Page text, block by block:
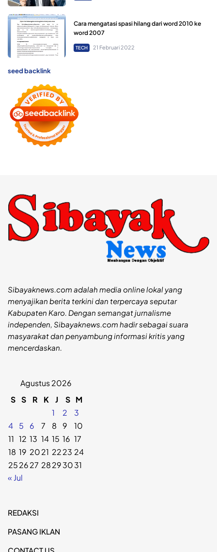
Cara mengatasi spasi hilang dari word 2010 ke
word 2007
TECH 21 Februari 2022
seed backlink
Sibayaknews.com adalah media online lokal yang
menyajikan berita terkini dan terpercaya seputar
Kabupaten Karo. Dengan semangat jurnalisme
independen, Sibayaknews.com hadir sebagai suara
masyarakat dan penyambung informasi kritis yang
mencerdaskan.
Agustus 2026
S S R K J S M
1
2
3
4
5 6 7 8 9
10
11 12 13 14 15 16 17
18 19 2021 2223 24
252627 28293031
« Jul
REDAKSI
PASANG IKLAN